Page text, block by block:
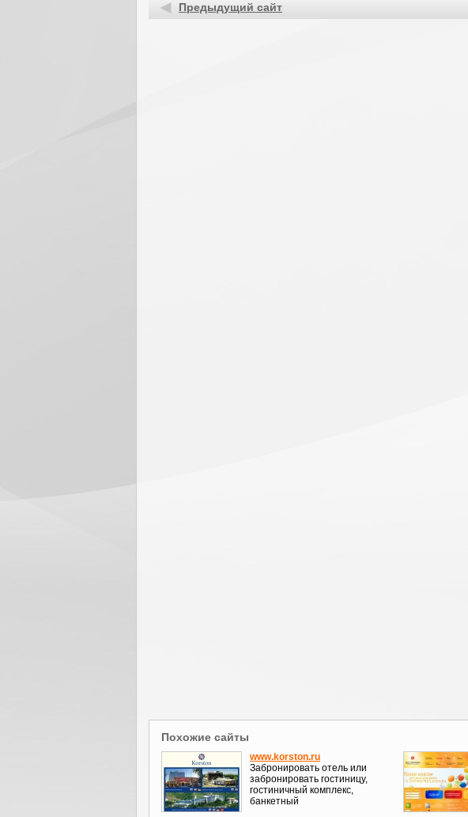
Предыдущий сайт
Похожие сайты
www.korston.ru
Забронировать отель или
забронировать гостиницу,
гостиничный комплекс,
банкетный